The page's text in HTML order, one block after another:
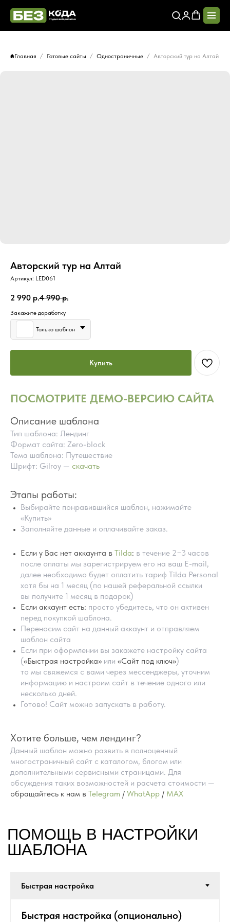
Главная Готовые сайты Одностраничные Авторский тур на Алтай
Авторский тур на Алтай
Артикул: LED061
2 990 р.4 990 р.
Закажите доработку
Только шаблон
Купить
ПОСМОТРИТЕ ДЕМО-ВЕРСИЮ САЙТА
Описание шаблона
Тип шаблона: Лендинг
Формат сайта: Zero-block
Тема шаблона: Путешествие
Шрифт: Gilroy — скачать
Этапы работы:
Выбирайте понравившийся шаблон, нажимайте
«Купить»
Заполняйте данные и оплачивайте заказ.
Если у Вас нет аккаунта в Tilda: в течение 2−3 часов
после оплаты мы зарегистрируем его на ваш E-mail,
далее необходимо будет оплатить тариф Tilda Personal
хотя бы на 1 месяц (по нашей реферальной ссылки
вы получите 1 месяц в подарок)
Если аккаунт есть: просто убедитесь, что он активен
перед покупкой шаблона.
Переносим сайт на данный аккаунт и отправляем
шаблон сайта
Если при оформлении вы закажете настройку сайта
(«Быстрая настройка» или «Сайт под ключ»)
то мы свяжемся с вами через мессенджеры, уточним
информацию и настроим сайт в течение одного или
несколько дней.
Готово! Сайт можно запускать в работу.
Хотите больше, чем лендинг?
Данный шаблон можно развить в полноценный
многостраничный сайт с каталогом, блогом или
дополнительными сервисными страницами. Для
обсуждения таких возможностей и расчета стоимости —
обращайтесь к нам в Telegram / WhatApp / MAX
ПОМОЩЬ В НАСТРОЙКИ
ШАБЛОНА
Быстрая настройка (опционально)
НА TILDA